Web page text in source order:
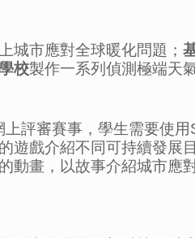
城市應對全球暖化問題；
校製作一系列偵測極端天
評審賽事，學生需要使
遊戲介紹不同可持續發
動畫，以故事介紹城市